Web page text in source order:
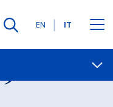
Lingue
EN IT
Contatti
Open